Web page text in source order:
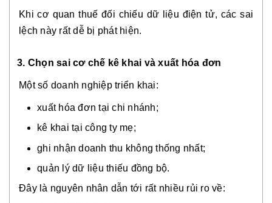
Khi cơ quan thuế đối chiếu dữ liệu điện tử, các sai
lệch này rất dễ bị phát hiện.
3. Chọn sai cơ chế kê khai và xuất hóa đơn
Một số doanh nghiệp triển khai:
xuất hóa đơn tại chi nhánh;
kê khai tại công ty mẹ;
ghi nhận doanh thu không thống nhất;
quản lý dữ liệu thiếu đồng bộ.
Đây là nguyên nhân dẫn tới rất nhiều rủi ro về: